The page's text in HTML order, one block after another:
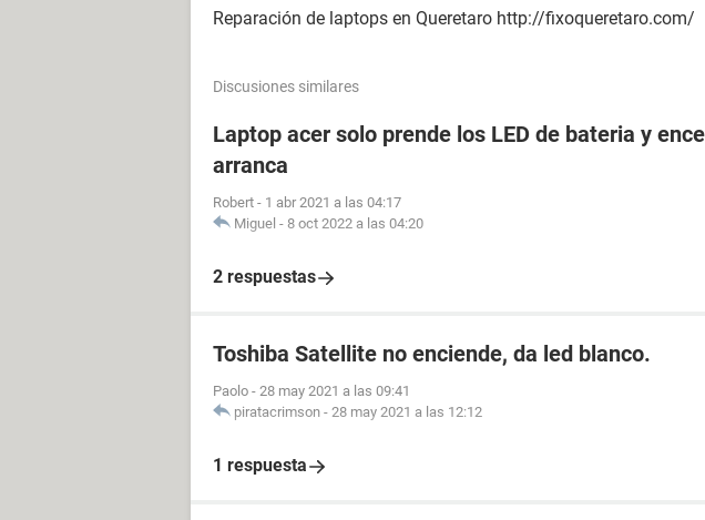
Reparación de laptops en Queretaro http://fixoqueretaro.com/
Discusiones similares
Laptop acer solo prende los LED de bateria y
arranca
Robert - 1 abr 2021 a las 04:17
Miguel - 8 oct 2022 a las 04:20
2 respuestas
Toshiba Satellite no enciende, da led blanco.
Paolo - 28 may 2021 a las 09:41
piratacrimson - 28 may 2021 a las 12:12
1 respuesta